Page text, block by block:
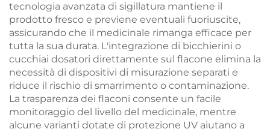
tecnologia avanzata di sigillatura mantiene il
prodotto fresco e previene eventuali fuoriuscite,
assicurando che il medicinale rimanga efficace per
tutta la sua durata. L'integrazione di bicchierini o
cucchiai dosatori direttamente sul flacone elimina la
necessità di dispositivi di misurazione separati e
riduce il rischio di smarrimento o contaminazione.
La trasparenza dei flaconi consente un facile
monitoraggio del livello del medicinale, mentre
alcune varianti dotate di protezione UV aiutano a